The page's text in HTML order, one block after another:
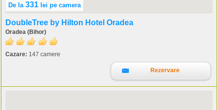
De la 331 lei pe camera
DoubleTree by Hilton Hotel Oradea
Oradea (Bihor)
Cazare: 147 camere
Rezervare